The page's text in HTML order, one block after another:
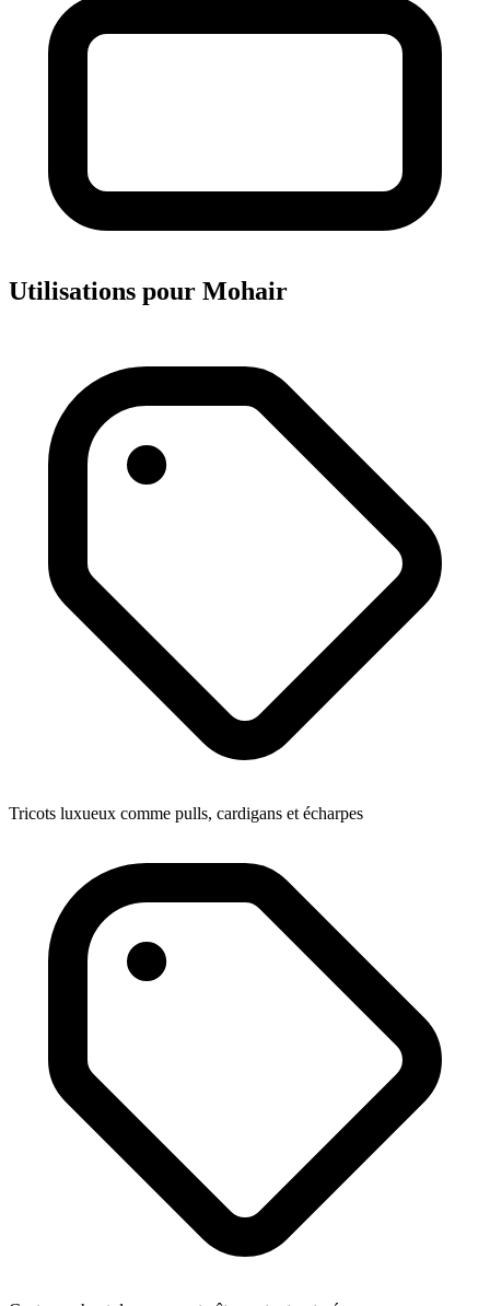
Utilisations pour Mohair
Tricots luxueux comme pulls, cardigans et écharpes